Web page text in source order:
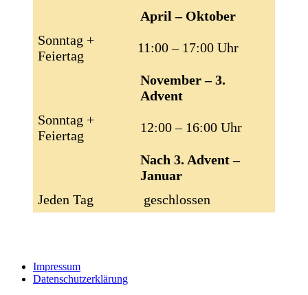
April – Oktober
Sonntag +
Feiertag
11:00 – 17:00 Uhr
November – 3.
Advent
Sonntag +
Feiertag
12:00 – 16:00 Uhr
Nach 3. Advent –
Januar
Jeden Tag
geschlossen
Impressum
Datenschutzerklärung